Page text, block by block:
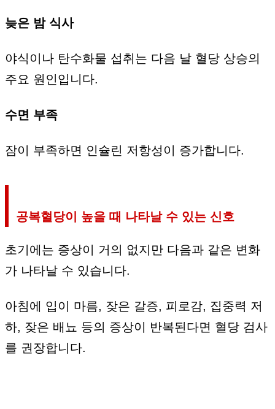
늦은 밤 식사
야식이나 탄수화물 섭취는 다음 날 혈당 상승의
주요 원인입니다.
수면 부족
잠이 부족하면 인슐린 저항성이 증가합니다.
공복혈당이 높을 때 나타날 수 있는 신호
초기에는 증상이 거의 없지만 다음과 같은 변화
가 나타날 수 있습니다.
아침에 입이 마름, 잦은 갈증, 피로감, 집중력 저
하, 잦은 배뇨 등의 증상이 반복된다면 혈당 검사
를 권장합니다.